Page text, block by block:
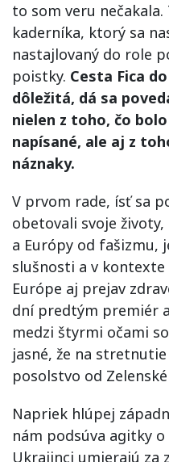
to som veru
kaderníka, ktorý sa
nastajlovaný do role
poistky. Cesta Fica
dôležitá, dá sa
nielen z toho, čo
napísané, ale aj z
náznaky.
V prvom rade, ísť sa
obetovali svoje životy,
a Európy od fašizmu,
slušnosti a v
Európe aj prejav
dní predtým premiér
medzi štyrmi očami
jasné, že na
posolstvo od
Napriek hlúpej
nám podsúva agitky
Ukrajinci umierajú za